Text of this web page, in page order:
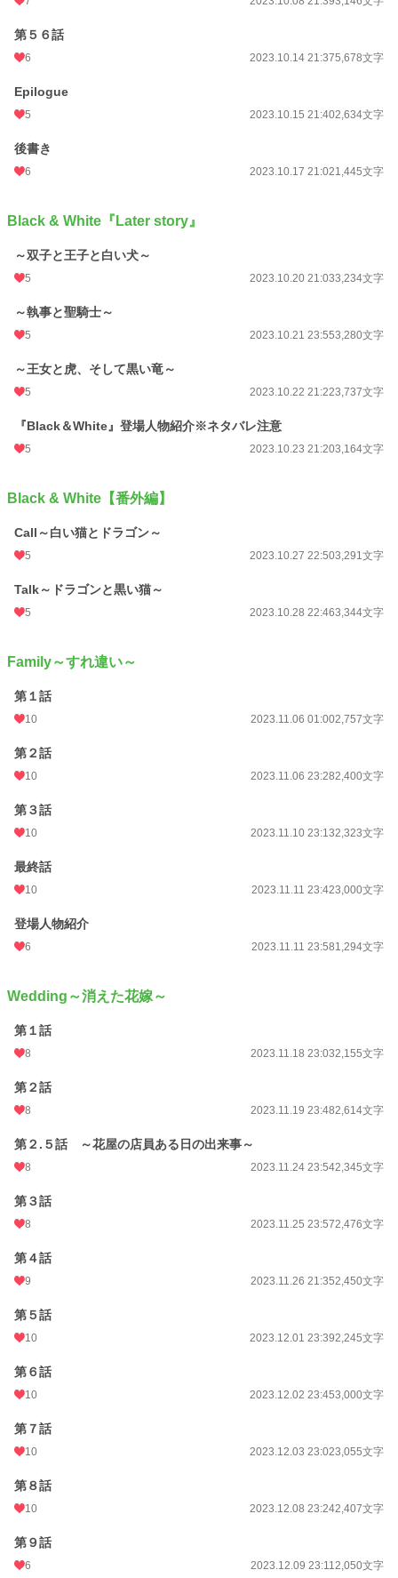
第５６話
6 2023.10.14 21:375,678文字
Epilogue
5 2023.10.15 21:402,634文字
後書き
6 2023.10.17 21:021,445文字
Black & White『Later story』
～双子と王子と白い犬～
5 2023.10.20 21:033,234文字
～執事と聖騎士～
5 2023.10.21 23:553,280文字
～王女と虎、そして黒い竜～
5 2023.10.22 21:223,737文字
『Black＆White』登場人物紹介※ネタバレ注意
5 2023.10.23 21:203,164文字
Black & White【番外編】
Call～白い猫とドラゴン～
5 2023.10.27 22:503,291文字
Talk～ドラゴンと黒い猫～
5 2023.10.28 22:463,344文字
Family～すれ違い～
第１話
10 2023.11.06 01:002,757文字
第２話
10 2023.11.06 23:282,400文字
第３話
10 2023.11.10 23:132,323文字
最終話
10 2023.11.11 23:423,000文字
登場人物紹介
6 2023.11.11 23:581,294文字
Wedding～消えた花嫁～
第１話
8 2023.11.18 23:032,155文字
第２話
8 2023.11.19 23:482,614文字
第２.５話 ～花屋の店員ある日の出来事～
8 2023.11.24 23:542,345文字
第３話
8 2023.11.25 23:572,476文字
第４話
9 2023.11.26 21:352,450文字
第５話
10 2023.12.01 23:392,245文字
第６話
10 2023.12.02 23:453,000文字
第７話
10 2023.12.03 23:023,055文字
第８話
10 2023.12.08 23:242,407文字
第９話
6 2023.12.09 23:112,050文字